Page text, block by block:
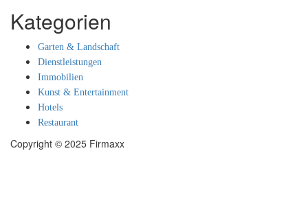
Kategorien
Garten & Landschaft
Dienstleistungen
Immobilien
Kunst & Entertainment
Hotels
Restaurant
Copyright © 2025 Firmaxx